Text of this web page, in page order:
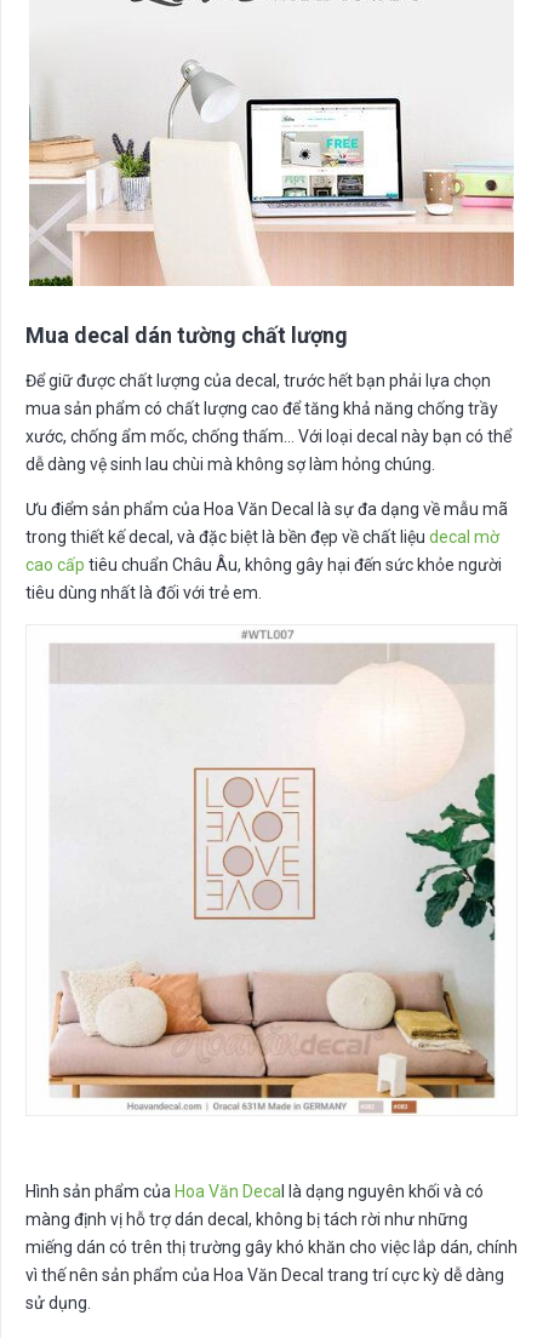
Mua decal dán tường chất lượng
Để giữ được chất lượng của decal, trước hết bạn phải lựa chọn
mua sản phẩm có chất lượng cao để tăng khả năng chống trầy
xước, chống ẩm mốc, chống thấm… Với loại decal này bạn có thể
dễ dàng vệ sinh lau chùi mà không sợ làm hỏng chúng.
Ưu điểm sản phẩm của Hoa Văn Decal là sự đa dạng về mẫu mã
trong thiết kế decal, và đặc biệt là bền đẹp về chất liệu decal mờ
cao cấp tiêu chuẩn Châu Âu, không gây hại đến sức khỏe người
tiêu dùng nhất là đối với trẻ em.
Hình sản phẩm của Hoa Văn Deca l là dạng nguyên khối và có
màng định vị hỗ trợ dán decal, không bị tách rời như những
miếng dán có trên thị trường gây khó khăn cho việc lắp dán, chính
vì thế nên sản phẩm của Hoa Văn Decal trang trí cực kỳ dễ dàng
sử dụng.